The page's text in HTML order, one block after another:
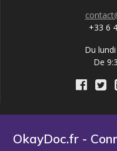
+33 6
Du
De
OkayDoc.fr -